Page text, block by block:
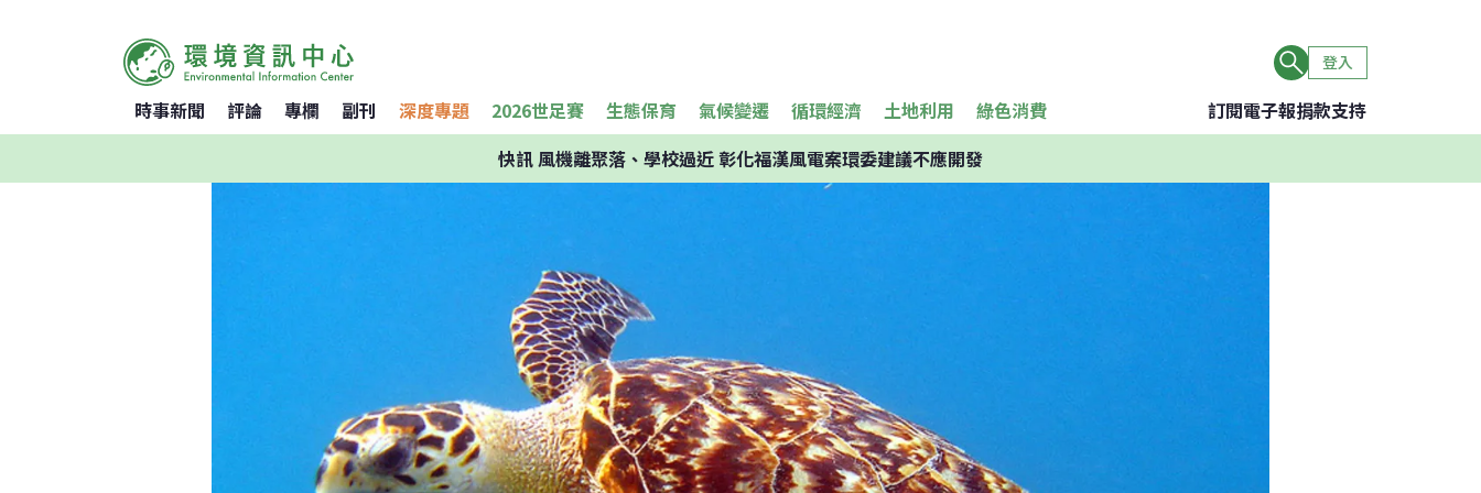
登入
時事新聞 評論 專欄 副刊 深度專題 2026世足賽 生態保育 氣候變遷 循環經濟 土地利用 綠色消費 訂閱電子報捐款支持
快訊風機離聚落、學校過近 彰化福漢風電案環委建議不應開發